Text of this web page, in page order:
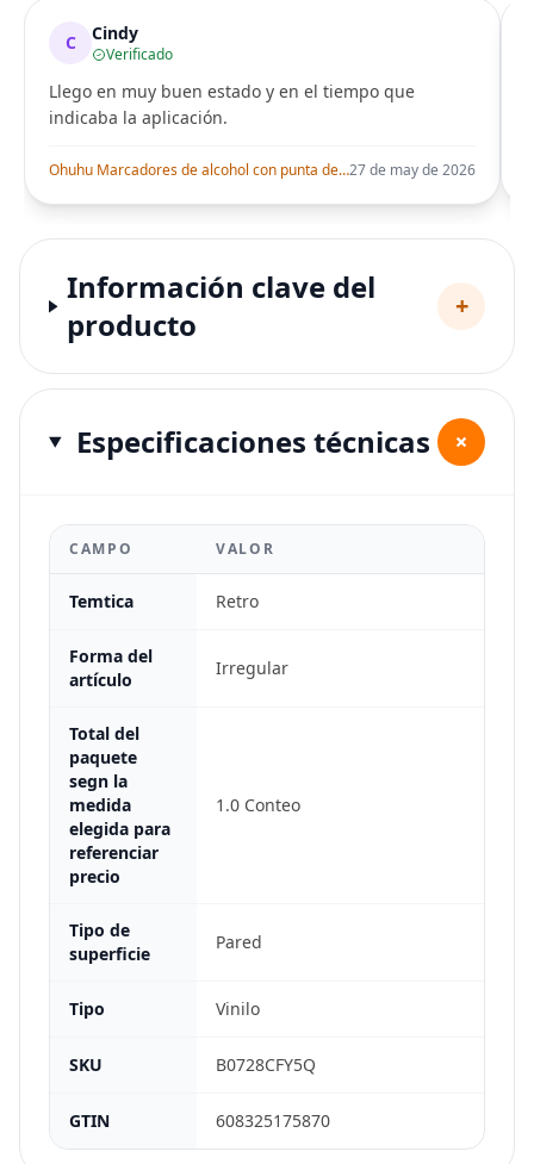
C Cindy
Verificado
Llego en muy buen estado y en el tiempo que
indicaba la aplicación.
Ohuhu Marcadores de alcohol con punta de pincel – Juego de marcadores artísticos de doble punta con certificación AP para artistas adultos27 de may de 2026
Información clave del
producto
+
Especificaciones técnicas +
CAMPO VALOR
Temtica Retro
Forma del
artículo
Irregular
Total del
paquete
segn la
medida
elegida para
referenciar
precio
1.0 Conteo
Tipo de
superficie
Pared
Tipo Vinilo
SKU B0728CFY5Q
GTIN 608325175870